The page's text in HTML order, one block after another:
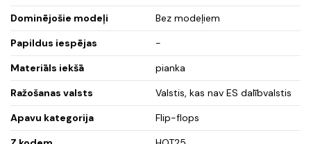
Dominējošie modeļi
Bez modeļiem
Papildus iespējas
-
Materiāls iekšā
pianka
Ražošanas valsts
Valstis, kas nav ES dalībvalstis
Apavu kategorija
Flip-flops